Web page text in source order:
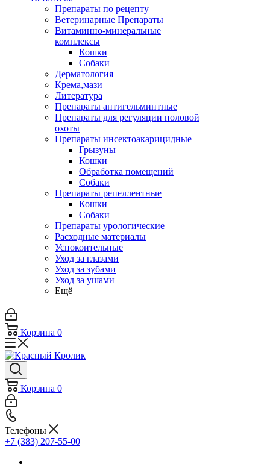
Препараты по рецепту
Ветеринарные Препараты
Витаминно-минеральные
комплексы
Кошки
Собаки
Дерматология
Крема,мази
Литература
Препараты антигельминтные
Препараты для регуляции половой
охоты
Препараты инсектоакарицидные
Грызуны
Кошки
Обработка помещений
Собаки
Препараты репеллентные
Кошки
Собаки
Препараты урологические
Расходные материалы
Успокоительные
Уход за глазами
Уход за зубами
Уход за ушами
Ещё
Корзина 0
Корзина 0
Телефоны
+7 (383) 207-55-00